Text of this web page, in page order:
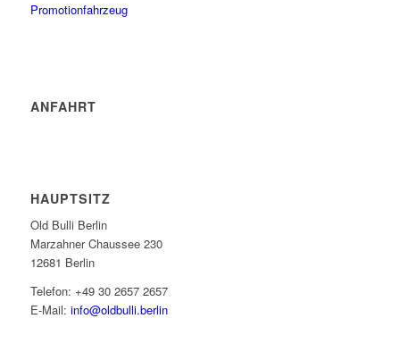
Promotionfahrzeug
ANFAHRT
HAUPTSITZ
Old Bulli Berlin
Marzahner Chaussee 230
12681 Berlin
Telefon: +49 30 2657 2657
E-Mail: info@oldbulli.berlin